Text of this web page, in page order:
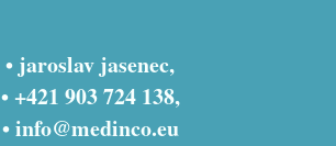
• jaroslav jasenec,
• +421 903 724 138,
•info@medinco.eu